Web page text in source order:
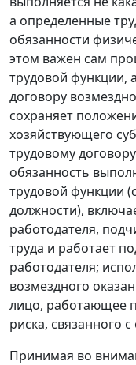
а определенные
обязанности
этом важен сам
трудовой функции,
договору
сохраняет
хозяйствующего
трудовому
обязанность
трудовой функции
должности),
работодателя,
труда и работает
работодателя;
возмездного
лицо, работающее
риска, связанного
Принимая во